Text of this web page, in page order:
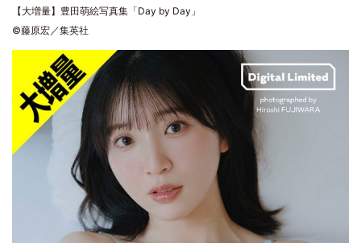
【大増量】豊田萌絵写真集「Day by Day」
©藤原宏／集英社